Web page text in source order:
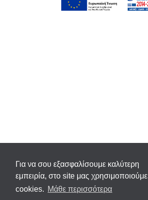
Για να σου εξασφαλίσουμε καλύτερη
εμπειρία, στο site μας χρησιμοποιούμε
cookies. Μάθε περισσότερα